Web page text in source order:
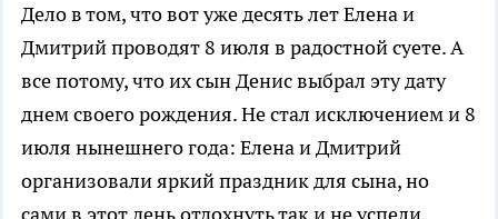
Дело в том, что вот уже десять лет Елена и
Дмитрий проводят 8 июля в радостной суете. А
все потому, что их сын Денис выбрал эту дату
днем своего рождения. Не стал исключением и 8
июля нынешнего года: Елена и Дмитрий
организовали яркий праздник для сына, но